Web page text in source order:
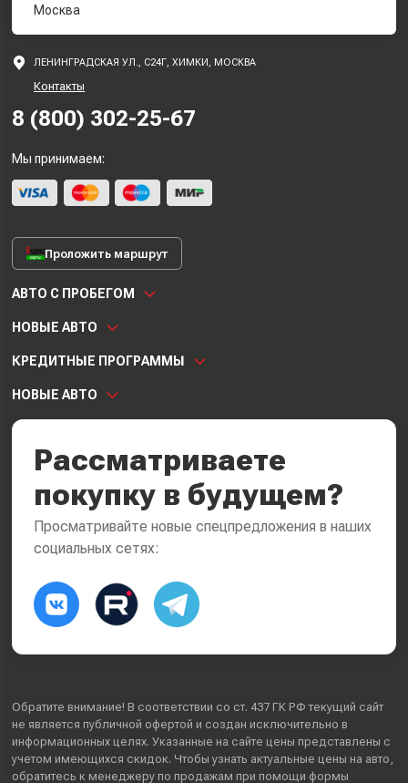
Москва
ЛЕНИНГРАДСКАЯ УЛ., С24Г, ХИМКИ, МОСКВА
Контакты
8 (800) 302-25-67
Мы принимаем:
Проложить маршрут
АВТО С ПРОБЕГОМ
НОВЫЕ АВТО
КРЕДИТНЫЕ ПРОГРАММЫ
НОВЫЕ АВТО
Рассматриваете
покупку в будущем?
Просматривайте новые спецпредложения в наших
социальных сетях:
Обратите внимание! В соответствии со ст. 437 ГК РФ текущий сайт
не является публичной офертой и создан исключительно в
информационных целях. Указанные на сайте цены представлены с
учетом имеющихся скидок. Чтобы узнать актуальные цены на авто,
обратитесь к менеджеру по продажам при помощи формы